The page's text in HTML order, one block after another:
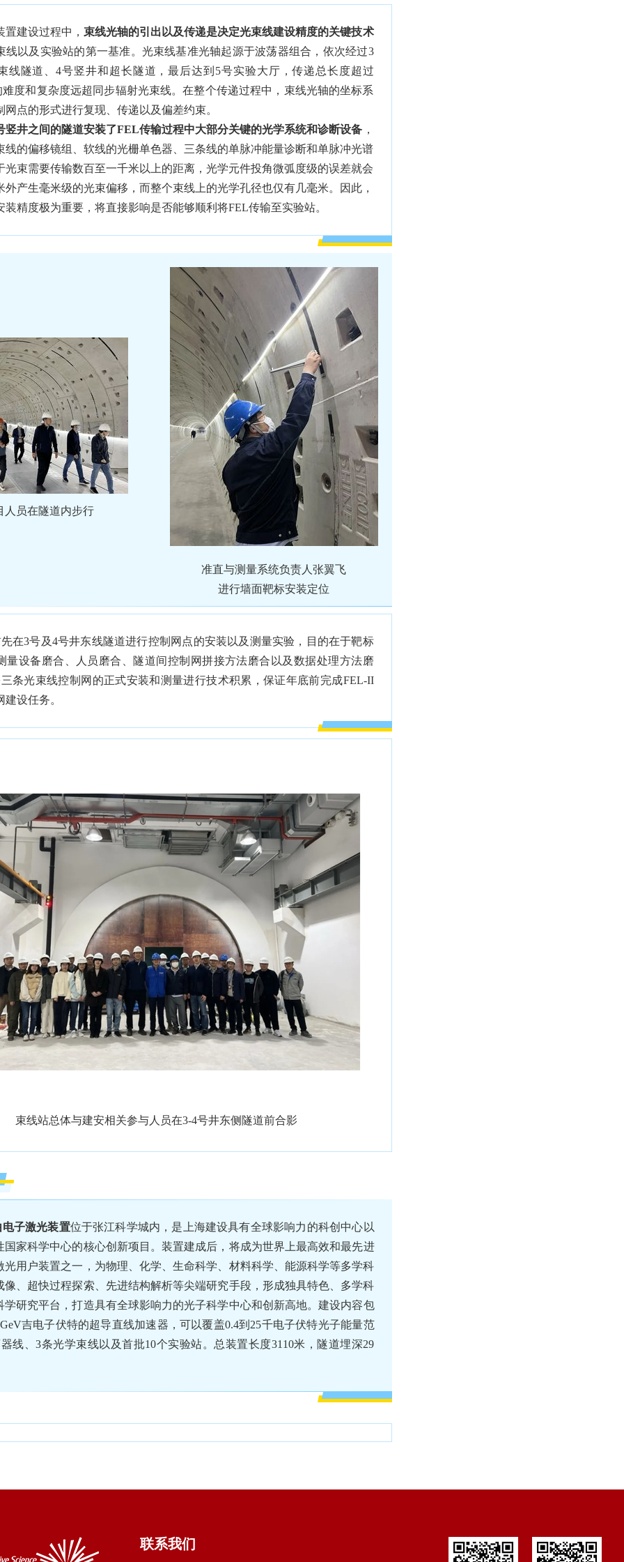
设过程中， 束线光轴的引出以及传递是决定光束线建设精度的关键技术
线以及实验站的第一基准。光束线基准光轴起源于波荡器组合，依次经过3
线隧道、4号竖井和超长隧道，最后达到5号实验大厅，传递总长度超过
难度和复杂度远超同步辐射光束线。在整个传递过程中，束线光轴的坐标系
网点的形式进行复现、传递以及偏差约束。
之间的隧道安装了FEL传输过程中大部分关键的光学系统和诊断设备 ，
线的偏移镜组、软线的光栅单色器、三条线的单脉冲能量诊断和单脉冲光谱
光束需要传输数百至一千米以上的距离，光学元件投角微弧度级的误差就会
外产生毫米级的光束偏移，而整个束线上的光学孔径也仅有几毫米。因此，
装精度极为重要，将直接影响是否能够顺利将FEL传输至实验站。
人员在隧道内步行
准直与测量系统负责人张翼飞
进行墙面靶标安装定位
3号及4号井东线隧道进行控制网点的安装以及测量实验，目的在于靶标
量设备磨合、人员磨合、隧道间控制网拼接方法磨合以及数据处理方法磨
条光束线控制网的正式安装和测量进行技术积累，保证年底前完成FEL-II
设任务。
束线站总体与建安相关参与人员在3-4号井东侧隧道前合影
子激光装置位于张江科学城内，是上海建设具有全球影响力的科创中心以
国家科学中心的核心创新项目。装置建成后，将成为世界上最高效和最先进
光用户装置之一，为物理、化学、生命科学、材料科学、能源科学等多学科
像、超快过程探索、先进结构解析等尖端研究手段，形成独具特色、多学科
学研究平台，打造具有全球影响力的光子科学中心和创新高地。建设内容包
吉电子伏特的超导直线加速器，可以覆盖0.4到25千电子伏特光子能量范
线、3条光学束线以及首批10个实验站。总装置长度3110米，隧道埋深29
联系我们